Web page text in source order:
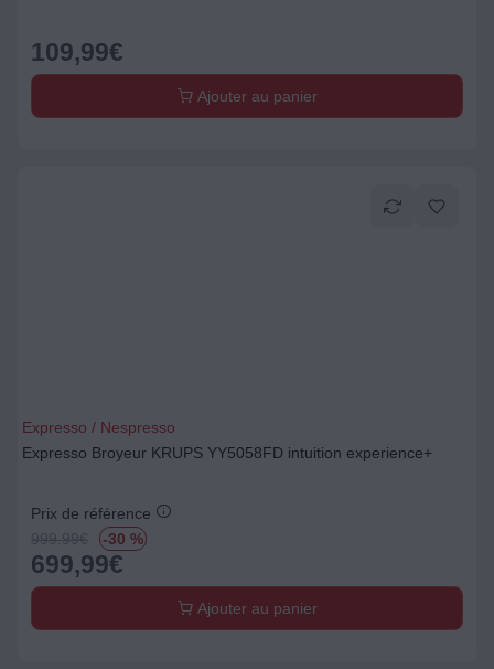
109,99€
Ajouter au panier
Expresso / Nespresso
Expresso Broyeur KRUPS YY5058FD intuition experience+
Prix de référence
999.99€ -30 %
699,99€
Ajouter au panier